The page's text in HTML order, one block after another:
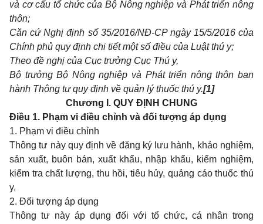
và cơ cấu tổ chức của Bộ Nông nghiệp và Phát triển nông
thôn;
Căn cứ Nghị định số 35/2016/NĐ-CP ngày 15/5/2016 của
Chính phủ quy định chi tiết một số điều của Luật thú y;
Theo đề nghị của Cục trưởng Cục Thú y,
Bộ trưởng Bộ Nông nghiệp và Phát triển nông thôn ban
hành Thông tư quy định về quản lý thuốc thú y.[1]
Chương I. QUY ĐỊNH CHUNG
Điều 1. Phạm vi điều chỉnh và đối tượng áp dụng
1. Phạm vi điều chỉnh
Thông tư này quy định về đăng ký lưu hành, khảo nghiệm,
sản xuất, buôn bán, xuất khẩu, nhập khẩu, kiểm nghiệm,
kiểm tra chất lượng, thu hồi, tiêu hủy, quảng cáo thuốc thú
y.
2. Đối tượng áp dụng
Thông tư này áp dụng đối với tổ chức, cá nhân trong